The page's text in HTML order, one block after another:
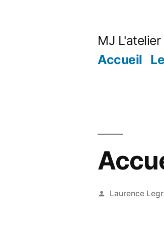
MJ L'atelier
Accueil
Publié
Laurence